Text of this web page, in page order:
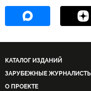
КАТАЛОГ ИЗДАНИЙ
ЗАРУБЕЖНЫЕ ЖУРНАЛИСТЫ
О ПРОЕКТЕ